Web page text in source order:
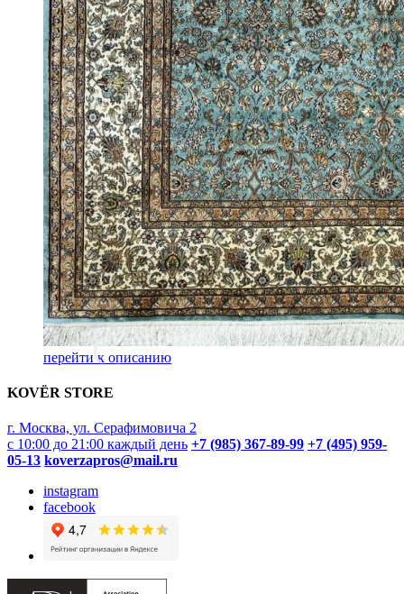
перейти к описанию
KOVËR STORE
г. Москва, ул. Серафимовича 2
с 10:00 до 21:00 каждый день +7 (985) 367-89-99 +7 (495) 959-
05-13 koverzapros@mail.ru
instagram
facebook